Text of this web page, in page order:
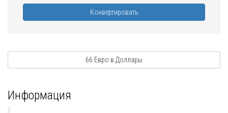
Конвертировать
66 Евро в Доллары
Информация